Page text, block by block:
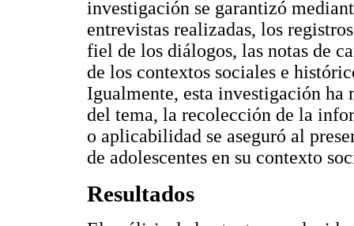
investigación se garantizó
entrevistas realizadas, los
fiel de los diálogos, las notas de
de los contextos sociales e
Igualmente, esta investigación
del tema, la recolección de la
o aplicabilidad se aseguró al
de adolescentes en su contexto
Resultados